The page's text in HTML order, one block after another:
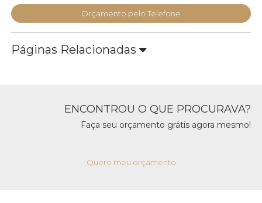
Orçamento pelo Telefone
Páginas Relacionadas
ENCONTROU O QUE PROCURAVA?
Faça seu orçamento grátis agora mesmo!
Quero meu orçamento